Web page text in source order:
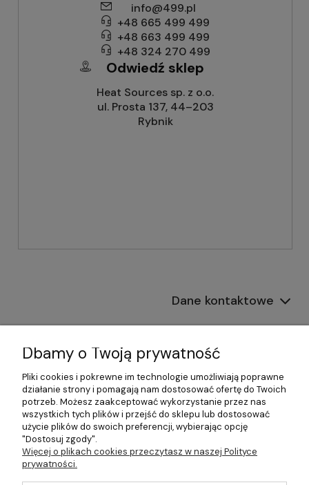
info@499.pl
+48 665 499 499
+48 663 499 499
+48 324 270 499
Odwiedź sklep
Heat Sources sp. z o.o.
ul. Prosta 137, 44–203
Rybnik
Dane kontaktowe
Informacje
Płatności i dostawa
Pomoc
Moje konto
Dbamy o Twoją prywatność
Pliki cookies i pokrewne im technologie umożliwiają poprawne
działanie strony i pomagają nam dostosować ofertę do Twoich
potrzeb. Możesz zaakceptować wykorzystanie przez nas
wszystkich tych plików i przejść do sklepu lub dostosować
użycie plików do swoich preferencji, wybierając opcję
"Dostosuj zgody".
Więcej o plikach cookies przeczytasz w naszej Polityce
prywatności.